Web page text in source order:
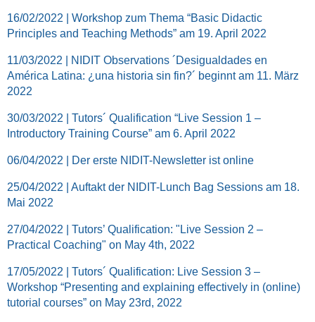
16/02/2022 | Workshop zum Thema “Basic Didactic
Principles and Teaching Methods” am 19. April 2022
11/03/2022 | NIDIT Observations ´Desigualdades en
América Latina: ¿una historia sin fin?´ beginnt am 11. März
2022
30/03/2022 | Tutors´ Qualification “Live Session 1 –
Introductory Training Course” am 6. April 2022
06/04/2022 | Der erste NIDIT-Newsletter ist online
25/04/2022 | Auftakt der NIDIT-Lunch Bag Sessions am 18.
Mai 2022
27/04/2022 | Tutors’ Qualification: "Live Session 2 –
Practical Coaching" on May 4th, 2022
17/05/2022 | Tutors´ Qualification: Live Session 3 –
Workshop “Presenting and explaining effectively in (online)
tutorial courses” on May 23rd, 2022